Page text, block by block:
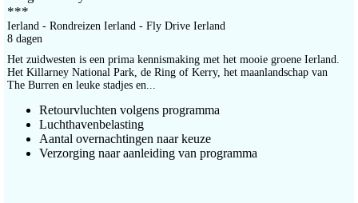
***
Ierland - Rondreizen Ierland - Fly Drive Ierland
8 dagen
Het zuidwesten is een prima kennismaking met het mooie groene Ierland.
Het Killarney National Park, de Ring of Kerry, het maanlandschap van
The Burren en leuke stadjes en...
Retourvluchten volgens programma
Luchthavenbelasting
Aantal overnachtingen naar keuze
Verzorging naar aanleiding van programma